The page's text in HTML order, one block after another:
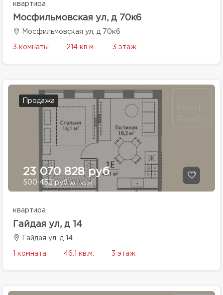
квартира
Мосфильмовская ул, д 70к6
Мосфильмовская ул, д 70к6
3 комнаты 214 кв.м. 3 этаж
Продажа
23 070 828 руб
500 452 рубза 1 кв.м.
квартира
Гайдая ул, д 14
Гайдая ул, д 14
1 комната 46.1 кв.м. 3 этаж